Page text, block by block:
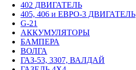
402 ДВИГАТЕЛЬ
405, 406 и ЕВРО-3 ДВИГАТЕЛЬ
G-21
АККУМУЛЯТОРЫ
БАМПЕРА
ВОЛГА
ГАЗ-53, 3307, ВАЛДАЙ